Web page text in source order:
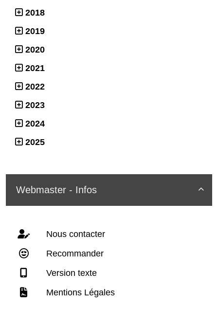
2018
2019
2020
2021
2022
2023
2024
2025

Webmaster - Infos
Nous contacter
Recommander
Version texte
Mentions Légales